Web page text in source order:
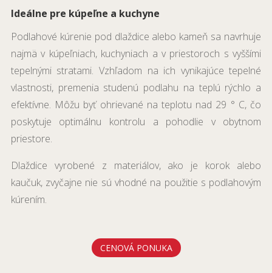
Ideálne pre kúpeľne a kuchyne
Podlahové kúrenie pod dlaždice alebo kameň sa navrhuje
najmä v kúpeľniach, kuchyniach a v priestoroch s vyššími
tepelnými stratami. Vzhľadom na ich vynikajúce tepelné
vlastnosti, premenia studenú podlahu na teplú rýchlo a
efektívne. Môžu byť ohrievané na teplotu nad 29 ° C, čo
poskytuje optimálnu kontrolu a pohodlie v obytnom
priestore.
Dlaždice vyrobené z materiálov, ako je korok alebo
kaučuk, zvyčajne nie sú vhodné na použitie s podlahovým
kúrením.
CENOVÁ PONUKA